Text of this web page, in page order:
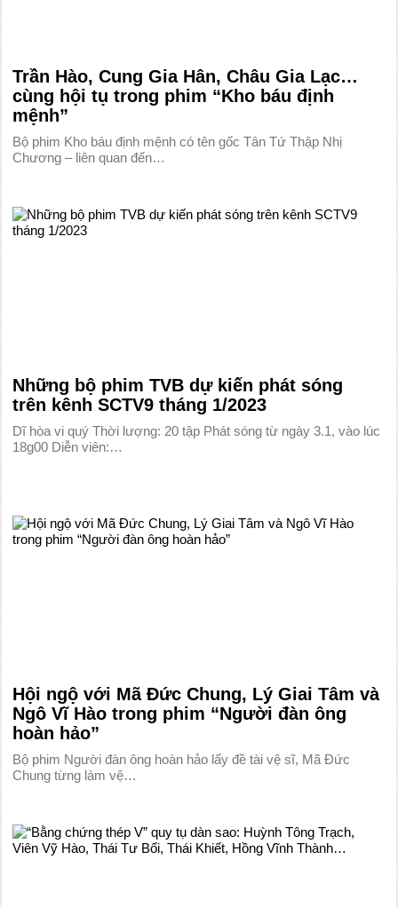
Trần Hào, Cung Gia Hân, Châu Gia Lạc…
cùng hội tụ trong phim “Kho báu định
mệnh”
Bộ phim Kho báu định mệnh có tên gốc Tân Tứ Thập Nhị
Chương – liên quan đến…
Những bộ phim TVB dự kiến phát sóng
trên kênh SCTV9 tháng 1/2023
Dĩ hòa vi quý Thời lượng: 20 tập Phát sóng từ ngày 3.1, vào lúc
18g00 Diễn viên:…
Hội ngộ với Mã Đức Chung, Lý Giai Tâm và
Ngô Vĩ Hào trong phim “Người đàn ông
hoàn hảo”
Bộ phim Người đàn ông hoàn hảo lấy đề tài vệ sĩ, Mã Đức
Chung từng làm vệ…